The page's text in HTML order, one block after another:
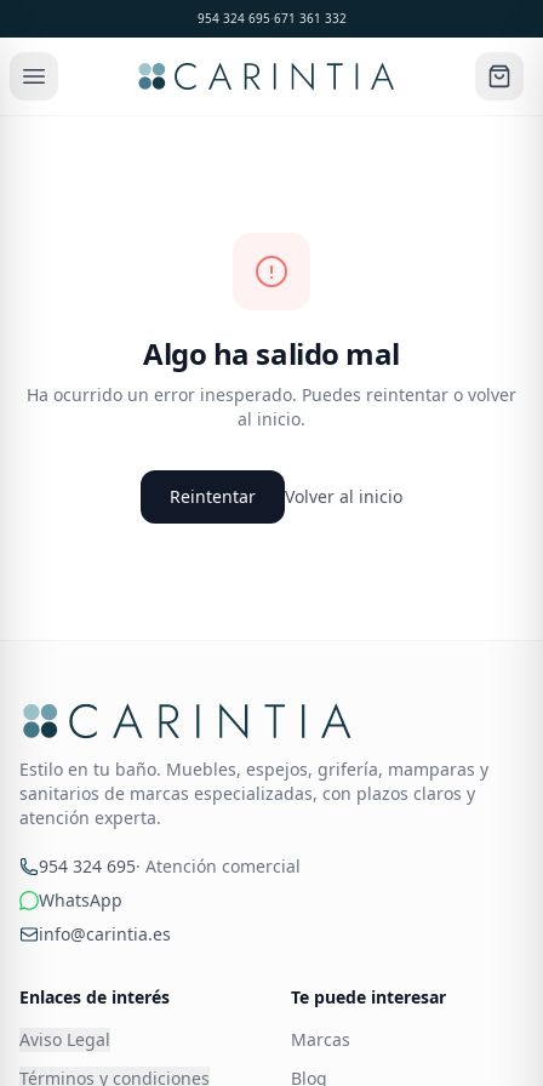
954 324 695·671 361 332
Algo ha salido mal
Ha ocurrido un error inesperado. Puedes reintentar o volver
al inicio.
Reintentar Volver al inicio
Estilo en tu baño. Muebles, espejos, grifería, mamparas y
sanitarios de marcas especializadas, con plazos claros y
atención experta.
954 324 695· Atención comercial
WhatsApp
info@carintia.es
Enlaces de interés
Aviso Legal
Términos y condiciones
Te puede interesar
Marcas
Blog